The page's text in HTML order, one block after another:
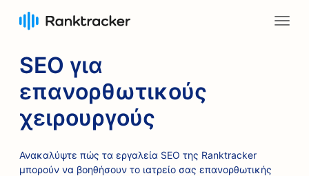
SEO για
επανορθωτικούς
χειρουργούς
Ανακαλύψτε πώς τα εργαλεία SEO της Ranktracker
μπορούν να βοηθήσουν το ιατρείο σας επανορθωτικής